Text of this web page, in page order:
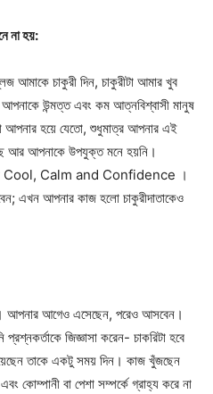
না হয়:
আমাকে চাকুরী দিন, চাকুরীটা আমার খুব
উন্মত্ত এবং কম আত্নবিশ্বাসী মানুষ
আপনার হয়ে যেতো, শুধুমাত্র আপনার এই
আর আপনাকে উপযুক্ত মনে হয়নি।
রাখুন Cool, Calm and Confidence ।
এখন আপনার কাজ হলো চাকুরীদাতাকেও
আপনার আগেও এসেছেন, পরেও আসবেন।
জিজ্ঞাসা করেন- চাকরিটা হবে
তাকে একটু সময় দিন। কাজ খুঁজছেন
কোম্পানী বা পেশা সম্পর্কে গ্রাহ্য করে না